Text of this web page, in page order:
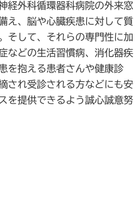
経外科循環器科病院の外来窓
え、脳や心臓疾患に対して質
そして、それらの専門性に加
などの生活習慣病、消化器疾
を抱える患者さんや健康診
され受診される方などにも安
を提供できるよう誠心誠意努